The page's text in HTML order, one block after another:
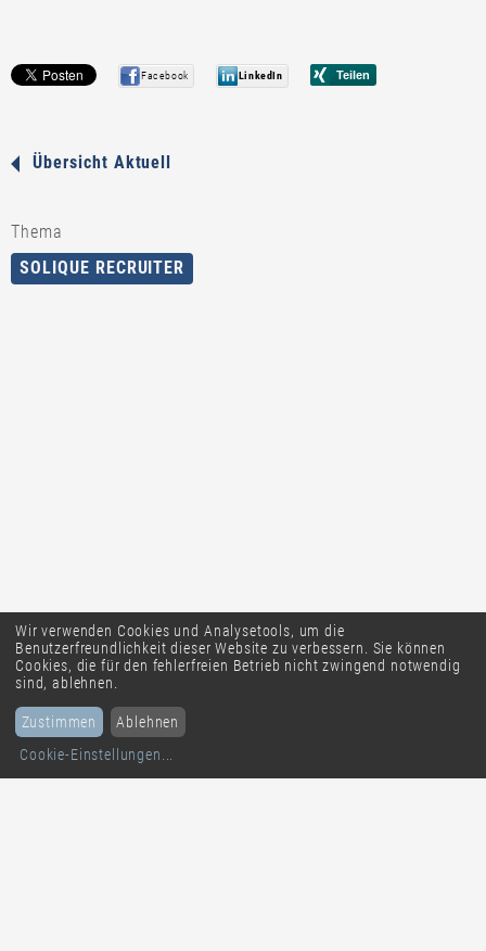
Facebook LinkedIn
Übersicht Aktuell
Thema
SOLIQUE RECRUITER
Wir verwenden Cookies und Analysetools, um die
Benutzerfreundlichkeit dieser Website zu verbessern. Sie können
Cookies, die für den fehlerfreien Betrieb nicht zwingend notwendig
sind, ablehnen.
Ablehnen
Zustimmen
Cookie-Einstellungen